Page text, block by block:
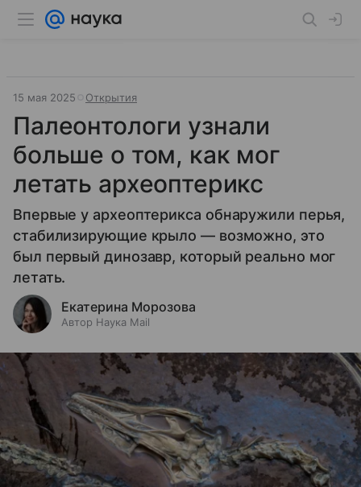
15 мая 2025 Открытия
Палеонтологи узнали
больше о том, как мог
летать археоптерикс
Впервые у археоптерикса обнаружили перья,
стабилизирующие крыло — возможно, это
был первый динозавр, который реально мог
летать.
Екатерина Морозова
Автор Наука Mail